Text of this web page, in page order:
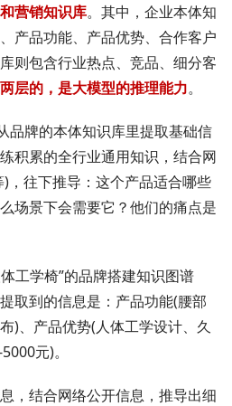
营销知识库。其中，企业本体知
产品功能、产品优势、合作客户
则包含行业热点、竞品、细分客
层的，是大模型的推理能力。
品牌的本体知识库里提取基础信
积累的全行业通用知识，结合网
，往下推导：这个产品适合哪些
场景下会需要它？他们的痛点是
工学椅”的品牌搭建知识图谱
取到的信息是：产品功能(腰部
)、产品优势(人体工学设计、久
元)。
，结合网络公开信息，推导出细